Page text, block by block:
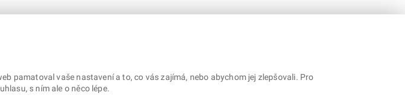
pamatoval vaše nastavení a to, co vás zajímá, nebo abychom jej zlepšovali. Pro
s ním ale o něco lépe.